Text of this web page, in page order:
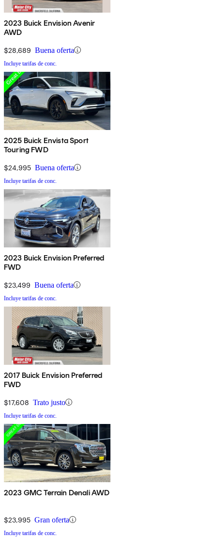
2023 Buick Envision Avenir
AWD
$28,689 Buena oferta
Incluye tarifas de conc.
2025 Buick Envista Sport
Touring FWD
$24,995 Buena oferta
Incluye tarifas de conc.
2023 Buick Envision Preferred
FWD
$23,499 Buena oferta
Incluye tarifas de conc.
2017 Buick Envision Preferred
FWD
$17,608 Trato justo
Incluye tarifas de conc.
2023 GMC Terrain Denali AWD
$23,995 Gran oferta
Incluye tarifas de conc.